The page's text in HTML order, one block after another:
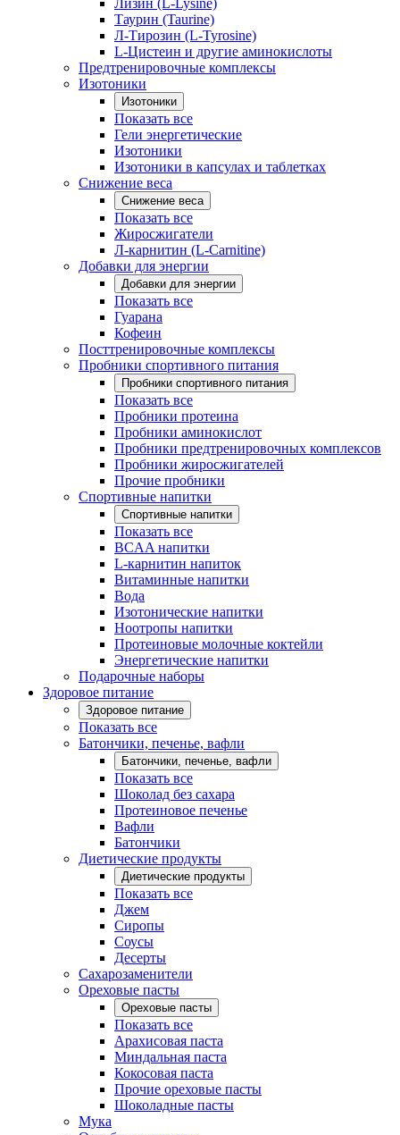
Таурин (Taurine)
Л-Тирозин (L-Tyrosine)
L-Цистеин и другие аминокислоты
Предтренировочные комплексы
Изотоники
Изотоники
Показать все
Гели энергетические
Изотоники
Изотоники в капсулах и таблетках
Снижение веса
Снижение веса
Показать все
Жиросжигатели
Л-карнитин (L-Carnitine)
Добавки для энергии
Добавки для энергии
Показать все
Гуарана
Кофеин
Посттренировочные комплексы
Пробники спортивного питания
Пробники спортивного питания
Показать все
Пробники протеина
Пробники аминокислот
Пробники предтренировочных комплексов
Пробники жиросжигателей
Прочие пробники
Спортивные напитки
Спортивные напитки
Показать все
BCAA напитки
L-карнитин напиток
Витаминные напитки
Вода
Изотонические напитки
Ноотропы напитки
Протеиновые молочные коктейли
Энергетические напитки
Подарочные наборы
Здоровое питание
Здоровое питание
Показать все
Батончики, печенье, вафли
Батончики, печенье, вафли
Показать все
Шоколад без сахара
Протеиновое печенье
Вафли
Батончики
Диетические продукты
Диетические продукты
Показать все
Джем
Сиропы
Соусы
Десерты
Сахарозаменители
Ореховые пасты
Ореховые пасты
Показать все
Арахисовая паста
Миндальная паста
Кокосовая паста
Прочие ореховые пасты
Шоколадные пасты
Мука